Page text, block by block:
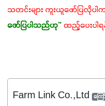
သတင်းများ ကူးယူဖော်ပြလိုပါ
ဖော်ပြပါသည်ဟု” ထည့်ပေးပါ
Farm Link Co.,Ltd ကြေ